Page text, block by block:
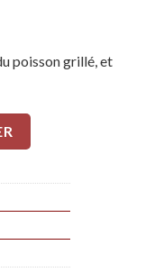
poisson grillé, et